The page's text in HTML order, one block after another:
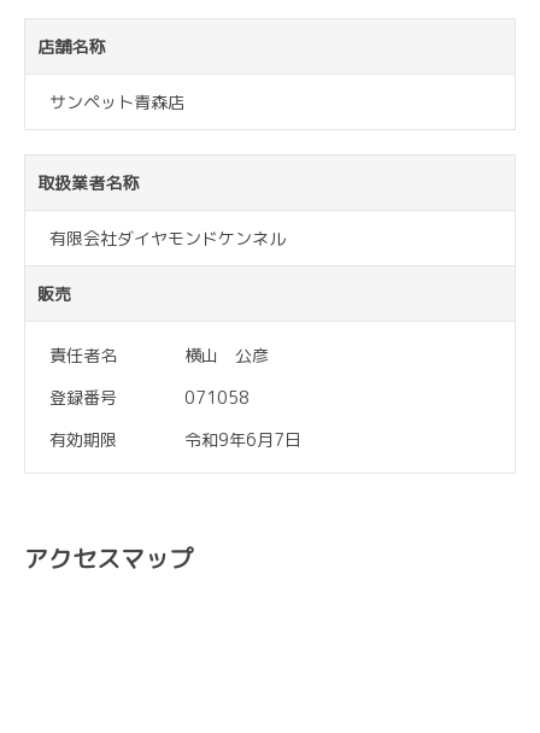
店舗名称
サンペット青森店
取扱業者名称
有限会社ダイヤモンドケンネル
販売
責任者名
横山 公彦
登録番号
071058
有効期限
令和9年6月7日
アクセスマップ